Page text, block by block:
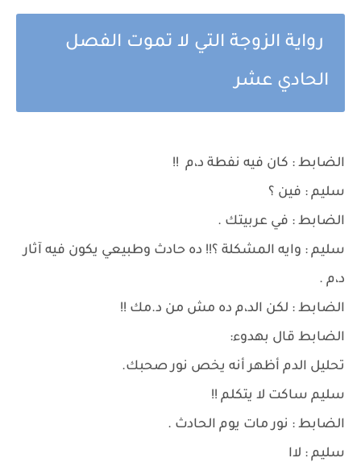
رواية الزوجة التي لا تموت الفصل
الحادي عشر
الضابط : كان فيه نفطة د،م !!
سليم : فين ؟
الضابط : في عربيتك .
سليم : وايه المشكلة ؟!! ده حادث وطبيعي يكون فيه آثار
د،م .
الضابط : لكن الد،م ده مش من د.مك !!
الضابط قال بهدوء:
تحليل الدم أظهر أنه يخص نور صحبك.
سليم ساكت لا يتكلم !!
الضابط : نور مات يوم الحادث .
سليم : لاا